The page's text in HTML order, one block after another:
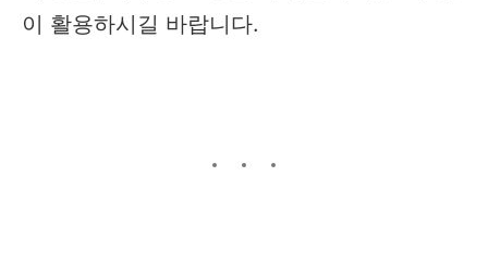
이 활용하시길 바랍니다.